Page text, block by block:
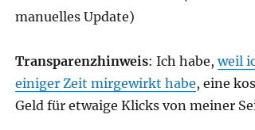
manuelles Update)
Transparenzhinweis: Ich habe,weil
einiger Zeit mirgewirkt habe, eine
Geld für etwaige Klicks von meiner